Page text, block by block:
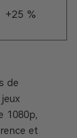
+25 %
de
1080p,
et